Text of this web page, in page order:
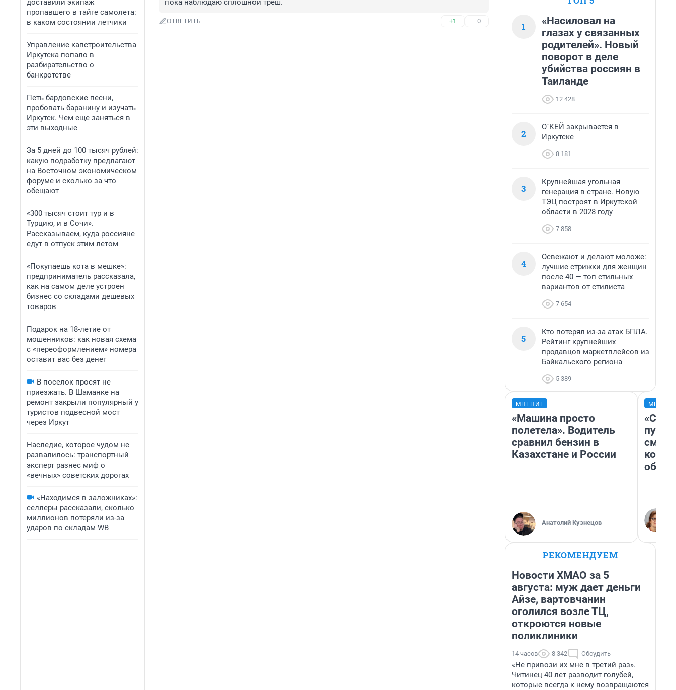
доставили экипаж
пропавшего в тайге самолета:
в каком состоянии летчики
Управление капстроительства
Иркутска попало в
разбирательство о
банкротстве
Петь бардовские песни,
пробовать баранину и изучать
Иркутск. Чем еще заняться в
эти выходные
За 5 дней до 100 тысяч рублей:
какую подработку предлагают
на Восточном экономическом
форуме и сколько за что
обещают
«300 тысяч стоит тур и в
Турцию, и в Сочи».
Рассказываем, куда россияне
едут в отпуск этим летом
«Покупаешь кота в мешке»:
предприниматель рассказала,
как на самом деле устроен
бизнес со складами дешевых
товаров
Подарок на 18-летие от
мошенников: как новая схема
с «переоформлением» номера
оставит вас без денег
В поселок просят не
приезжать. В Шаманке на
ремонт закрыли популярный у
туристов подвесной мост
через Иркут
Наследие, которое чудом не
развалилось: транспортный
эксперт разнес миф о
«вечных» советских дорогах
«Находимся в заложниках»:
селлеры рассказали, сколько
миллионов потеряли из-за
ударов по складам WB
пока наблюдаю сплошной треш.
ОТВЕТИТЬ +1 –0 1
«Насиловал на
глазах у связанных
родителей». Новый
поворот в деле
убийства россиян в
Таиланде
12 428
2
О`КЕЙ закрывается в
Иркутске
8 181
3
Крупнейшая угольная
генерация в стране. Новую
ТЭЦ построят в Иркутской
области в 2028 году
7 858
4
Освежают и делают моложе:
лучшие стрижки для женщин
после 40 — топ стильных
вариантов от стилиста
7 654
5
Кто потерял из-за атак БПЛА.
Рейтинг крупнейших
продавцов маркетплейсов из
Байкальского региона
5 389
МНЕНИЕ
«Машина просто
полетела». Водитель
сравнил бензин в
Казахстане и России
Анатолий Кузнецов
РЕКОМЕНДУЕМ
Новости ХМАО за 5
августа: муж дает деньги
Айзе, вартовчанин
оголился возле ТЦ,
откроются новые
поликлиники
14 часов 8 342 Обсудить
«Не привози их мне в третий раз».
Читинец 40 лет разводит голубей,
которые всегда к нему возвращаются